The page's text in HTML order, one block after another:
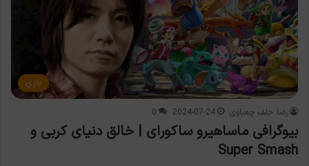
بازی
رضا خلف چعباوی 2024-07-24
0
بیوگرافی ماساهیرو ساکورای | خالق دنیای کربی و
Super Smash